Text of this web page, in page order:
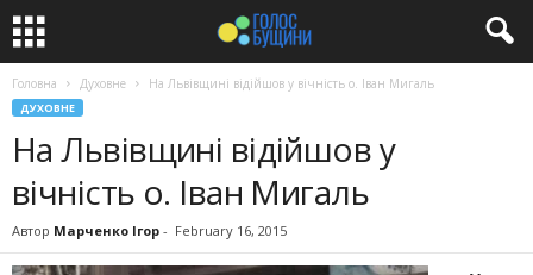
Головна Духовне На Львівщині відійшов у вічність о. Іван Мигаль
ДУХОВНЕ
На Львівщині відійшов у
вічність о. Іван Мигаль
Автор Марченко Ігор - February 16, 2015